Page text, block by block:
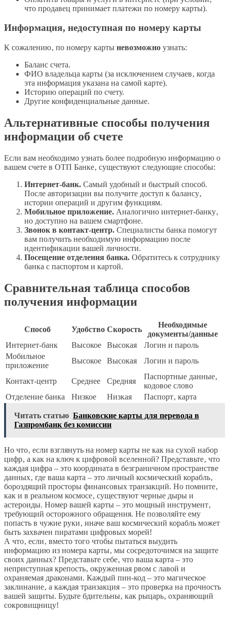
что продавец принимает платежи по номеру карты).
Информация‚ недоступная по номеру карты
К сожалению‚ по номеру карты невозможно узнать:
Баланс счета.
ФИО владельца карты (за исключением случаев‚ когда
эта информация указана на самой карте).
Историю операций по счету.
Другие конфиденциальные данные.
Альтернативные способы получения
информации об счете
Если вам необходимо узнать более подробную информацию о
вашем счете в ОТП Банке‚ существуют следующие способы:
Интернет-банк. Самый удобный и быстрый способ.
После авторизации вы получите доступ к балансу‚
истории операций и другим функциям.
Мобильное приложение. Аналогично интернет-банку‚
но доступно на вашем смартфоне.
Звонок в контакт-центр. Специалисты банка помогут
вам получить необходимую информацию после
идентификации вашей личности.
Посещение отделения банка. Обратитесь к сотруднику
банка с паспортом и картой.
Сравнительная таблица способов
получения информации
Способ Удобство Скорость
Необходимые
документы/данные
Интернет-банк
Высокое Высокая
Логин и пароль
Мобильное
приложение
Высокое Высокая Логин и пароль
Контакт-центр Среднее Средняя
Паспортные данные‚
кодовое слово
Отделение банка
Низкое Низкая Паспорт‚ карта
Читать статью Банковские карты для перевода в
Газпромбанк без комиссии
Но что‚ если взглянуть на номер карты не как на сухой набор
цифр‚ а как на ключ к цифровой вселенной? Представьте‚ что
каждая цифра – это координата в безграничном пространстве
данных‚ где ваша карта – это личный космический корабль‚
бороздящий просторы финансовых транзакций. Но помните‚
как и в реальном космосе‚ существуют черные дыры и
астероиды. Номер вашей карты – это мощный инструмент‚
требующий осторожного обращения. Не позволяйте ему
попасть в чужие руки‚ иначе ваш космический корабль может
быть захвачен пиратами цифровых морей!
А что‚ если‚ вместо того чтобы пытаться выудить
информацию из номера карты‚ мы сосредоточимся на защите
своих данных? Представьте себе‚ что ваша карта – это
неприступная крепость‚ окруженная рвом с лавой и
охраняемая драконами. Каждый пин-код – это магическое
заклинание‚ а каждая транзакция – это проверка на прочность
вашей защиты. Будьте бдительны‚ как рыцарь‚ охраняющий
сокровищницу!